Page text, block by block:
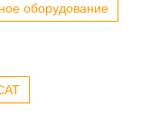
оборудование